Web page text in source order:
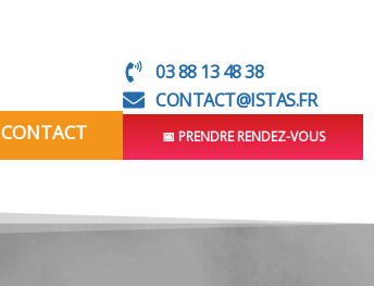
CONTACT
03 88 13 48 38
CONTACT@ISTAS.FR
📅 PRENDRE RENDEZ-VOUS